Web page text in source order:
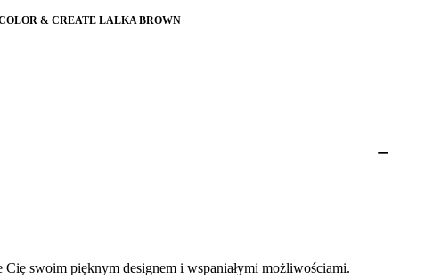
& CREATE LALKA BROWN
swoim pięknym designem i wspaniałymi możliwościami.